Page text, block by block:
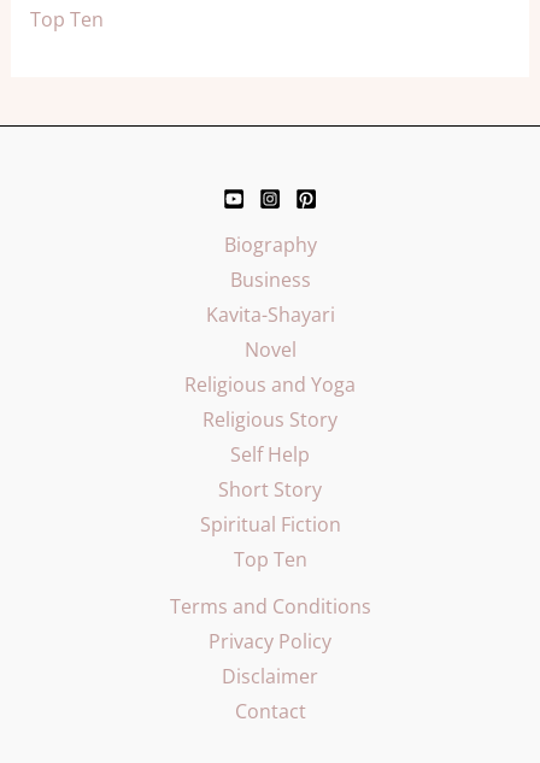
Top Ten
Biography
Business
Kavita-Shayari
Novel
Religious and Yoga
Religious Story
Self Help
Short Story
Spiritual Fiction
Top Ten
Terms and Conditions
Privacy Policy
Disclaimer
Contact